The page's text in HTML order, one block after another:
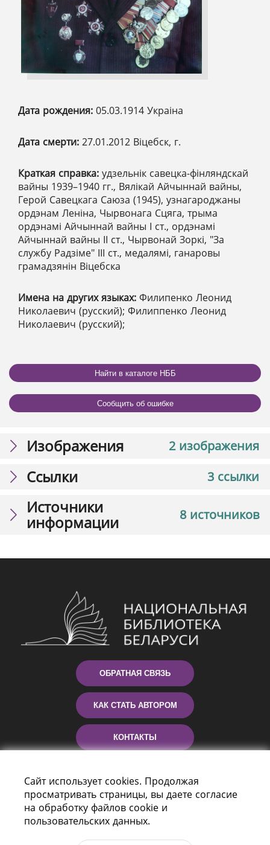
Дата рождения: 05.03.1914 Украіна
Дата смерти: 27.01.2012 Віцебск, г.
Краткая справка: удзельнік савецка-фінляндскай
вайны 1939–1940 гг., Вялікай Айчыннай вайны,
Герой Савецкага Саюза (1945), узнагароджаны
ордэнам Леніна, Чырвонага Сцяга, трыма
ордэнамі Айчыннай вайны І ст., ордэнамі
Айчыннай вайны ІІ ст., Чырвонай Зоркі, "За
службу Радзіме" ІІІ ст., медалямі, ганаровы
грамадзянін Віцебска
Имена на других языках: Филипенко Леонид
Николаевич (русский); Филиппенко Леонид
Николаевич (русский);
Найти в каталоге НББ
Сообщить об ошибке
2 изображения
Изображения
3 ссылки
Ссылки
8 источников
Источники
информации
ОБРАТНАЯ СВЯЗЬ
КАК СТАТЬ АВТОРОМ
КОНТАКТЫ
Сайт использует cookies. Продолжая
просматривать страницы, вы даете согласие
на обработку файлов cookie и
пользовательских данных.